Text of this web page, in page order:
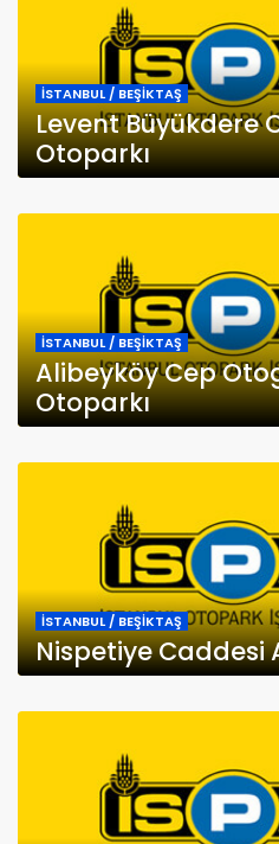
İSTANBUL / BEŞİKTAŞ
Levent Büyükdere
Otoparkı
İSTANBUL / BEŞİKTAŞ
Alibeyköy Cep
Otoparkı
İSTANBUL / BEŞİKTAŞ
Nispetiye Caddesi